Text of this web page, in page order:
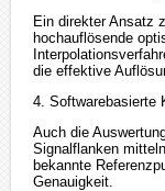
Ein direkter Ansatz
hochauflösende
die effektive
4. Softwarebasierte
Auch die
Signalflanken
bekannte
Genauigkeit.